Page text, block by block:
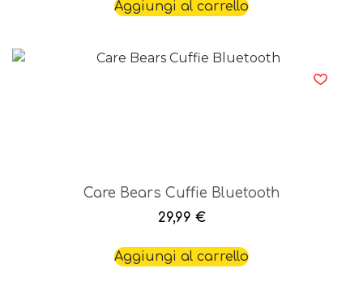
Aggiungi al carrello
Care Bears Cuffie Bluetooth
29,99 €
Aggiungi al carrello